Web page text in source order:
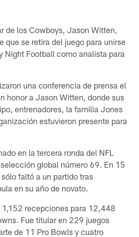
de los Cowboys, Jason Witten,
que se retira del juego para unirse
Night Football como analista para
una conferencia de prensa el
honor a Jason Witten, donde sus
entrenadores, la familia Jones
estuvieron presente para
en la tercera ronda del NFL
global número 69. En 15
faltó a un partido tras
en su año de novato.
recepciones para 12,448
Fue titular en 229 juegos
de 11 Pro Bowls y cuatro